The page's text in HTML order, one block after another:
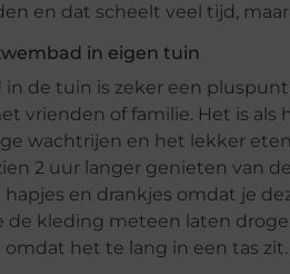
en dat scheelt veel tijd,
in eigen tuin
in de tuin is zeker een
vrienden of familie. Het is
wachtrijen en het lekker
2 uur langer genieten van
en drankjes omdat je
de kleding meteen laten
het te lang in een tas zit.